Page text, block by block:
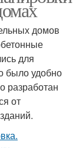
домов
для
было удобно
разработан
от